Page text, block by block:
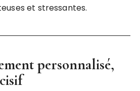
et stressantes.
personnalisé,